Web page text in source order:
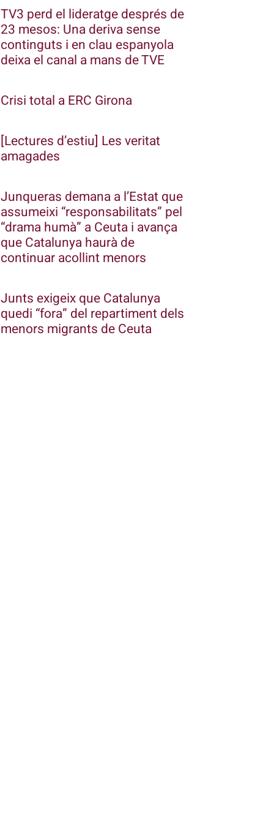
TV3 perd el lideratge després de
23 mesos: Una deriva sense
continguts i en clau espanyola
deixa el canal a mans de TVE
Crisi total a ERC Girona
[Lectures d’estiu] Les veritat
amagades
Junqueras demana a l’Estat que
assumeixi “responsabilitats” pel
“drama humà” a Ceuta i avança
que Catalunya haurà de
continuar acollint menors
Junts exigeix que Catalunya
quedi “fora” del repartiment dels
menors migrants de Ceuta